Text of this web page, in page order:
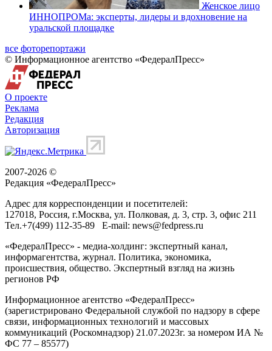
Женское лицо
ИННОПРОМа: эксперты, лидеры и вдохновение на
уральской площадке
все фоторепортажи
© Информационное агентство «ФедералПресс»
О проекте
Реклама
Редакция
Авторизация
2007-2026 ©
Редакция «ФедералПресс»
Адрес для корреспонденции и посетителей:
127018, Россия, г.Москва, ул. Полковая, д. 3, стр. 3, офис 211
Тел.+7(499) 112-35-89 E-mail: news@fedpress.ru
«ФедералПресс» - медиа-холдинг: экспертный канал,
информагентства, журнал. Политика, экономика,
происшествия, общество. Экспертный взгляд на жизнь
регионов РФ
Информационное агентство «ФедералПресс»
(зарегистрировано Федеральной службой по надзору в сфере
связи, информационных технологий и массовых
коммуникаций (Роскомнадзор) 21.07.2023г. за номером ИА №
ФС 77 – 85577)